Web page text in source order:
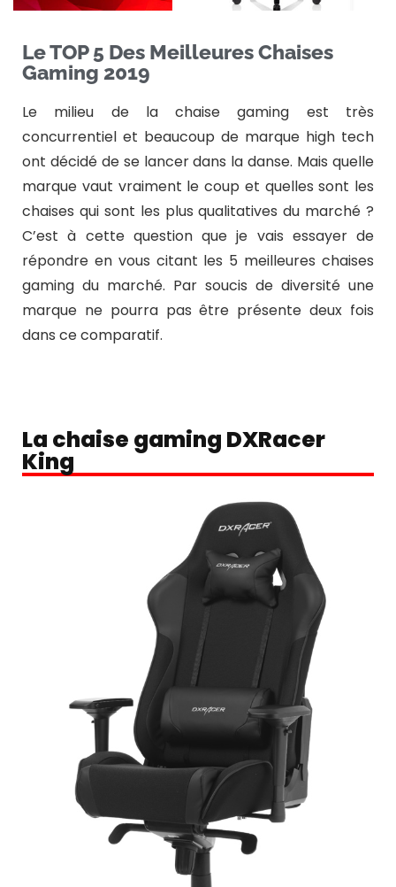
Le TOP 5 Des Meilleures Chaises
Gaming 2019
Le milieu de la chaise gaming est très
concurrentiel et beaucoup de marque high tech
ont décidé de se lancer dans la danse. Mais quelle
marque vaut vraiment le coup et quelles sont les
chaises qui sont les plus qualitatives du marché ?
C’est à cette question que je vais essayer de
répondre en vous citant les 5 meilleures chaises
gaming du marché. Par soucis de diversité une
marque ne pourra pas être présente deux fois
dans ce comparatif.
La chaise gaming DXRacer
King